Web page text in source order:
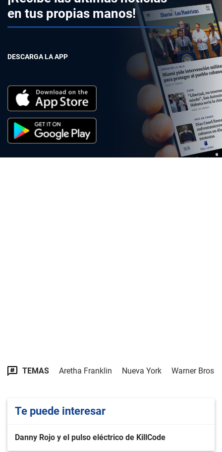
en tus propias manos!
DESCARGA LA APP
TEMAS Aretha Franklin Nueva York Warner Bros
Te puede interesar
Danny Rojo y el pulso eléctrico de KillCode